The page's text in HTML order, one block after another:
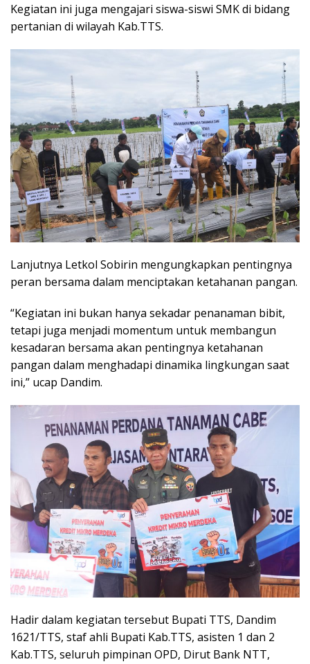
Kegiatan ini juga mengajari siswa-siswi SMK di bidang
pertanian di wilayah Kab.TTS.
Lanjutnya Letkol Sobirin mengungkapkan pentingnya
peran bersama dalam menciptakan ketahanan pangan.
“Kegiatan ini bukan hanya sekadar penanaman bibit,
tetapi juga menjadi momentum untuk membangun
kesadaran bersama akan pentingnya ketahanan
pangan dalam menghadapi dinamika lingkungan saat
ini,” ucap Dandim.
Hadir dalam kegiatan tersebut Bupati TTS, Dandim
1621/TTS, staf ahli Bupati Kab.TTS, asisten 1 dan 2
Kab.TTS, seluruh pimpinan OPD, Dirut Bank NTT,